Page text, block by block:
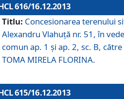
616/16.12.2013
Titlu: Concesionarea terenului
Alexandru Vlahuţă nr. 51, în
comun ap. 1 şi ap. 2, sc. B, către
TOMA MIRELA FLORINA.
615/16.12.2013